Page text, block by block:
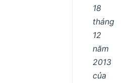
18
tháng
12
năm
2013
của